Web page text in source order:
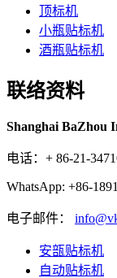
顶标机
小瓶贴标机
酒瓶贴标机
联络资料
Shanghai BaZhou
电话：+ 86-21-
WhatsApp: +86-
电子邮件：
安瓿贴标机
自动贴标机